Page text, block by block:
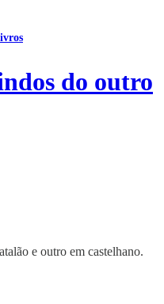
do outro
e outro em castelhano.